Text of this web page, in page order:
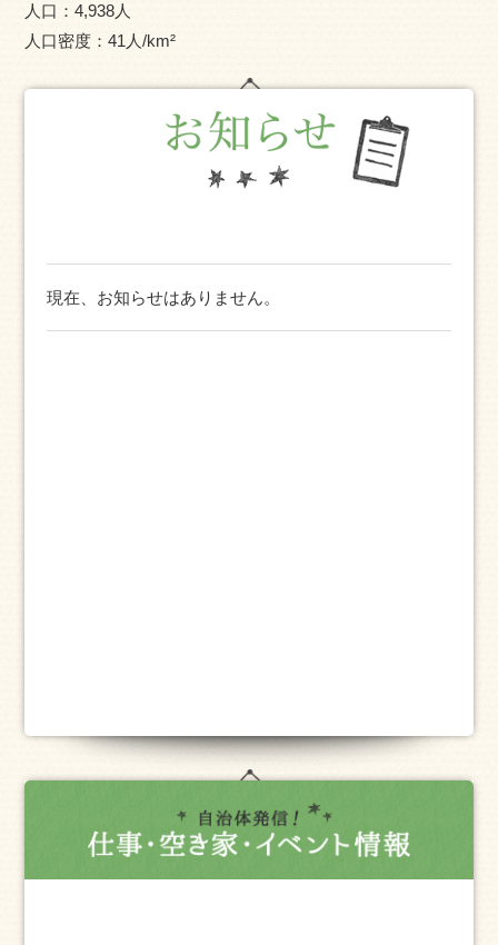
人口：4,938人
人口密度：41 人/km²
現在、お知らせはありません。